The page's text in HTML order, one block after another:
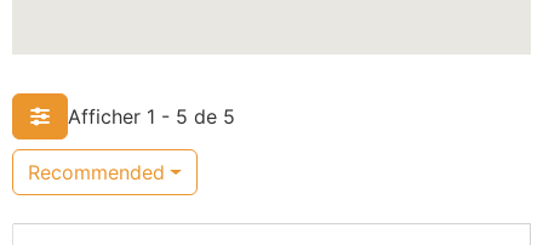
Afficher 1 - 5 de 5
Recommended